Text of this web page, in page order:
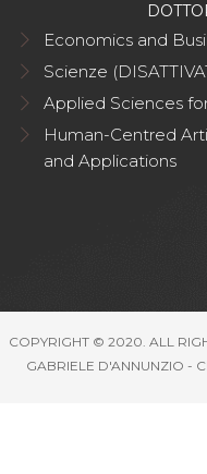
Economics and
Scienze
Applied Sciences
Human-Centred
and Applications
COPYRIGHT © 2020. ALL
GABRIELE D'ANNUNZIO -